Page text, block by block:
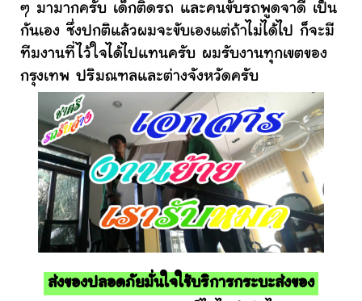
ๆ มามากครับ เด็กติดรถ และคนขับรถพูดจาดี เป็น
กันเอง ซึ่งปกติแล้วผมจะขับเองแต่ถ้าไม่ได้ไป ก็จะมี
ทีมงานที่ไว้ใจได้ไปแทนครับ ผมรับงานทุกเขตของ
กรุงเทพ ปริมณฑลและต่างจังหวัดครับ
ส่งของปลอดภัยมั่นใจใช้บริการกระบะส่งของ